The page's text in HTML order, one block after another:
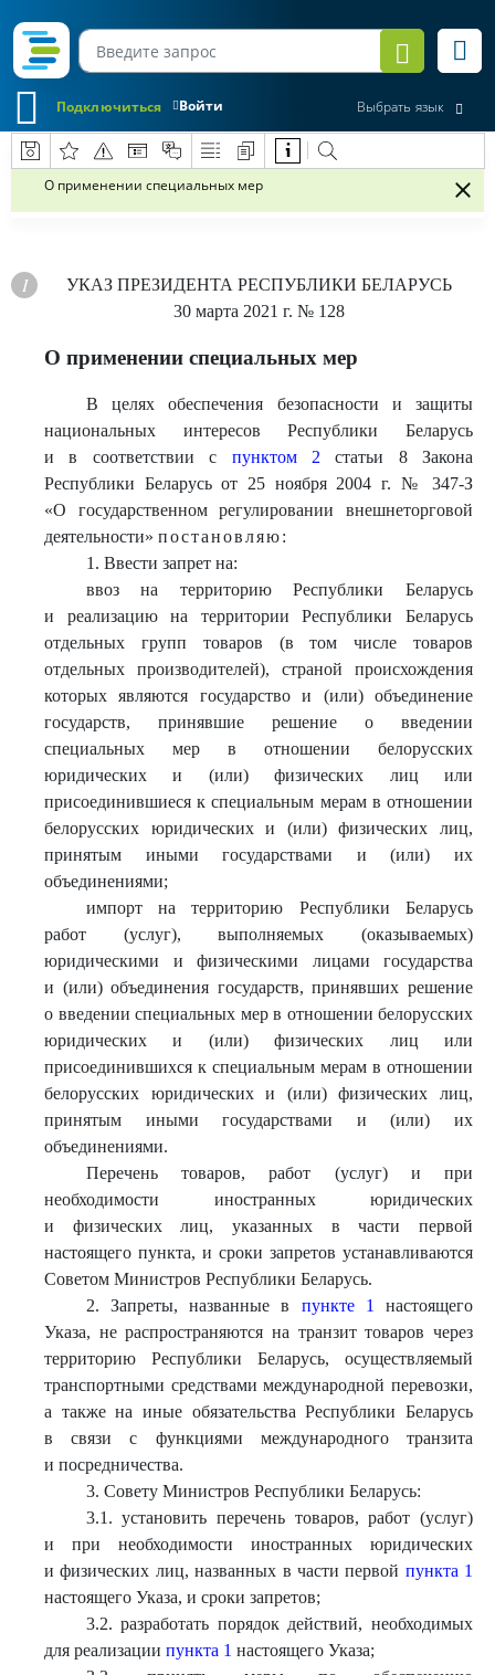
Войти
Подключиться Выбрать язык
О применении специальных мер
УКАЗ ПРЕЗИДЕНТА РЕСПУБЛИКИ БЕЛАРУСЬ
30 марта 2021 г. № 128
О применении специальных мер
В целях обеспечения безопасности и защиты
национальных интересов Республики Беларусь
и в соответствии с пунктом 2 статьи 8 Закона
Республики Беларусь от 25 ноября 2004 г. № 347-З
«О государственном регулировании внешнеторговой
деятельности» постановляю:
1. Ввести запрет на:
ввоз на территорию Республики Беларусь
и реализацию на территории Республики Беларусь
отдельных групп товаров (в том числе товаров
отдельных производителей), страной происхождения
которых являются государство и (или) объединение
государств, принявшие решение о введении
специальных мер в отношении белорусских
юридических и (или) физических лиц или
присоединившиеся к специальным мерам в отношении
белорусских юридических и (или) физических лиц,
принятым иными государствами и (или) их
объединениями;
импорт на территорию Республики Беларусь
работ (услуг), выполняемых (оказываемых)
юридическими и физическими лицами государства
и (или) объединения государств, принявших решение
о введении специальных мер в отношении белорусских
юридических и (или) физических лиц или
присоединившихся к специальным мерам в отношении
белорусских юридических и (или) физических лиц,
принятым иными государствами и (или) их
объединениями.
Перечень товаров, работ (услуг) и при
необходимости иностранных юридических
и физических лиц, указанных в части первой
настоящего пункта, и сроки запретов устанавливаются
Советом Министров Республики Беларусь.
2. Запреты, названные в пункте 1
настоящего
Указа, не распространяются на транзит товаров через
территорию Республики Беларусь, осуществляемый
транспортными средствами международной перевозки,
а также на иные обязательства Республики Беларусь
в связи с функциями международного транзита
и посредничества.
3. Совету Министров Республики Беларусь:
3.1. установить перечень товаров, работ (услуг)
и при необходимости иностранных юридических
и физических лиц, названных в части первой пункта 1
настоящего Указа, и сроки запретов;
3.2. разработать порядок действий, необходимых
для реализации пункта 1 настоящего Указа;